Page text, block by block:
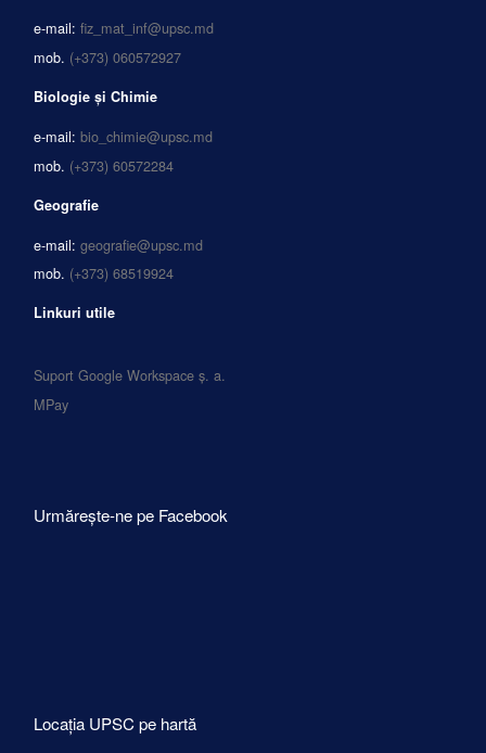
e-mail: fiz_mat_inf@upsc.md
mob. (+373) 060572927
Biologie și Chimie
e-mail: bio_chimie@upsc.md
mob. (+373) 60572284
Geografie
e-mail: geografie@upsc.md
mob. (+373) 68519924
Linkuri utile
Suport Google Workspace ș. a.
MPay
Urmărește-ne pe Facebook
Locația UPSC pe hartă